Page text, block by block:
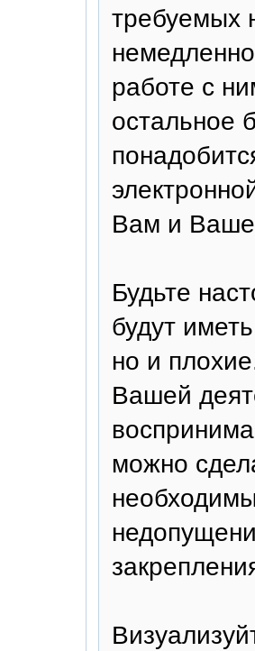
требуемых
работе с
остальное
Вам и
Будьте
будут
но и
Вашей
можно